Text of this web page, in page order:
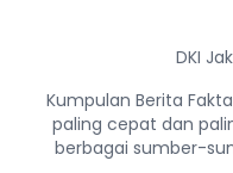
DKI
Kumpulan Berita
paling cepat dan
berbagai sumber-